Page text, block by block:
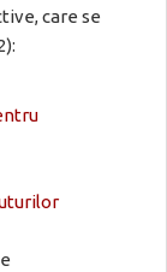
care se